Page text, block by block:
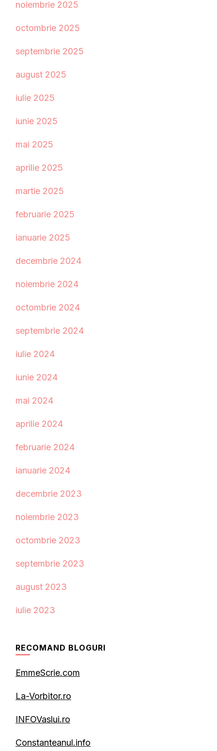
noiembrie 2025
octombrie 2025
septembrie 2025
august 2025
iulie 2025
iunie 2025
mai 2025
aprilie 2025
martie 2025
februarie 2025
ianuarie 2025
decembrie 2024
noiembrie 2024
octombrie 2024
septembrie 2024
iulie 2024
iunie 2024
mai 2024
aprilie 2024
februarie 2024
ianuarie 2024
decembrie 2023
noiembrie 2023
octombrie 2023
septembrie 2023
august 2023
iulie 2023
RECOMAND BLOGURI
EmmeScrie.com
La-Vorbitor.ro
INFOVaslui.ro
Constanteanul.info